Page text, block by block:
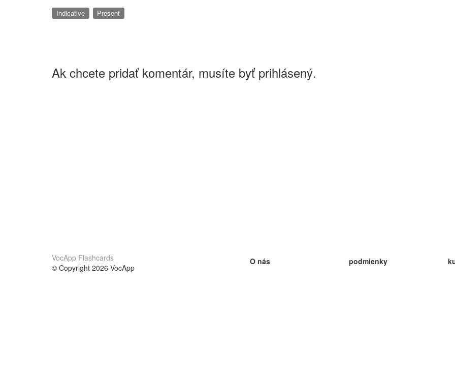
Indicative Present
Ak chcete pridať komentár, musíte byť prihlásený.
VocApp Flashcards
© Copyright 2026 VocApp
O nás
podmienky